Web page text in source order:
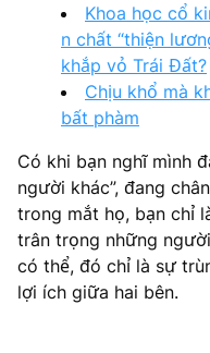
Khoa học cổ
n chất “thiện
khắp vỏ Trái Đất?
Chịu khổ mà
bất phàm
Có khi bạn nghĩ mình
người khác”, đang
trong mắt họ, bạn chỉ
trân trọng những
có thể, đó chỉ là sự
lợi ích giữa hai bên.